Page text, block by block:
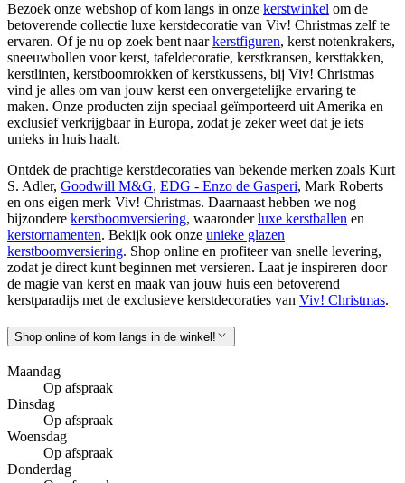
Bezoek onze webshop of kom langs in onze kerstwinkel om de
betoverende collectie luxe kerstdecoratie van Viv! Christmas zelf te
ervaren. Of je nu op zoek bent naarkerstfiguren, kerst notenkrakers,
sneeuwbollen voor kerst, tafeldecoratie, kerstkransen, kersttakken,
kerstlinten, kerstboomrokken of kerstkussens, bij Viv! Christmas
vind je alles om van jouw kerst een onvergetelijke ervaring te
maken. Onze producten zijn speciaal geïmporteerd uit Amerika en
exclusief verkrijgbaar in Europa, zodat je zeker weet dat je iets
unieks in huis haalt.
Ontdek de prachtige kerstdecoraties van bekende merken zoals Kurt
S. Adler, Goodwill M&G, EDG - Enzo de Gasperi, Mark Roberts
en ons eigen merk Viv! Christmas. Daarnaast hebben we nog
bijzondere kerstboomversiering, waaronderluxe kerstballen en
kerstornamenten. Bekijk ook onze unieke glazen
kerstboomversiering. Shop online en profiteer van snelle levering,
zodat je direct kunt beginnen met versieren. Laat je inspireren door
de magie van kerst en maak van jouw huis een betoverend
kerstparadijs met de exclusieve kerstdecoraties van Viv! Christmas.
Shop online of kom langs in de winkel!
Maandag
Op afspraak
Dinsdag
Op afspraak
Woensdag
Op afspraak
Donderdag